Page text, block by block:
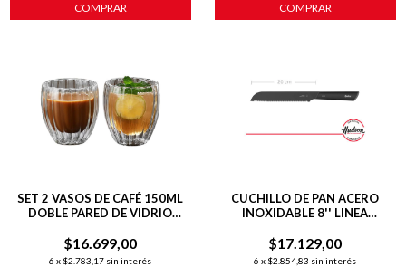
COMPRAR COMPRAR
SET 2 VASOS DE CAFÉ 150ML
DOBLE PARED DE VIDRIO
$16.699,00
6 x $2.783,17 sin interés
CUCHILLO DE PAN ACERO
INOXIDABLE 8'' LINEA
$17.129,00
6 x $2.854,83 sin interés